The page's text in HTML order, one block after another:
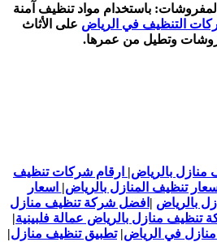
باستخدام مواد تنظيف آمنة
التنظيف في الرياض على الأثاث
وتطيل من عمرها.
بالرياض| ارقام شركات تنظيف
تنظيف المنازل بالرياض| اسعار
بالرياض | افضل شركة تنظيف منازل
تنظيف منازل بالرياض عمالة فلبينية|
في الرياض|تطبيق تنظيف منازل|